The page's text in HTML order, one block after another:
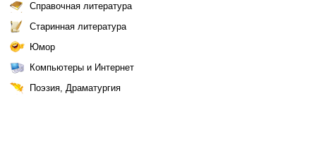
Справочная литература
Старинная литература
Юмор
Компьютеры и Интернет
Поэзия, Драматургия